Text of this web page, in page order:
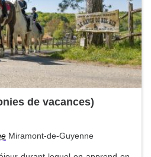
de vacances)
Miramont-de-Guyenne